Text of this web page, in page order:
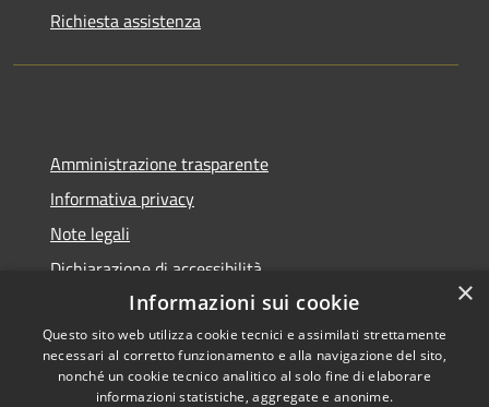
Richiesta assistenza
Amministrazione trasparente
Informativa privacy
Note legali
Dichiarazione di accessibilità
Copyright © 2026 • Città di
×
Informazioni sui cookie
Questo sito web utilizza cookie tecnici e assimilati strettamente
necessari al corretto funzionamento e alla navigazione del sito,
nonché un cookie tecnico analitico al solo fine di elaborare
informazioni statistiche, aggregate e anonime.